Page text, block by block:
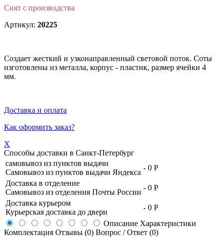
Снят с производства
Артикул: 20225
Создает жесткий и узконаправленный световой поток. Соты
изготовлены из металла, корпус - пластик, размер ячейки 4
мм.
Доставка и оплата
Как оформить заказ?
X
Способы доставки в Санкт-Петербург
самовывоз из пунктов выдачи
Самовывоз из пунктов выдачи Яндекса
- 0 Р
Доставка в отделение
Самовывоз из отделения Почты России
- 0 Р
Доставка курьером
Курьерская доставка до двери
- 0 Р
Описание Характеристики
Комплектация Отзывы (0) Вопрос / Ответ (0)